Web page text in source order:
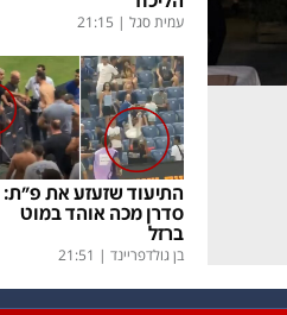
עמית סגל |
21:15
התיעוד שזעזע את פ"ת:
סדרן מכה אוהד במוט
ברזל
בן גולדפריינד |
21:51